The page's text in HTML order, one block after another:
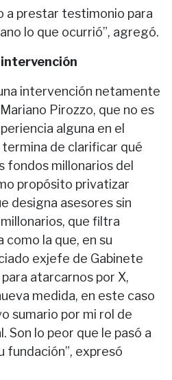
a prestar testimonio para
lo que ocurrió”, agregó.
intervención netamente
Pirozzo, que no es
alguna en el
de clarificar qué
fondos millonarios del
propósito privatizar
designa asesores sin
que filtra
la que, en su
exjefe de Gabinete
atarcarnos por X,
medida, en este caso
sumario por mi rol de
lo peor que le pasó a
fundación”, expresó